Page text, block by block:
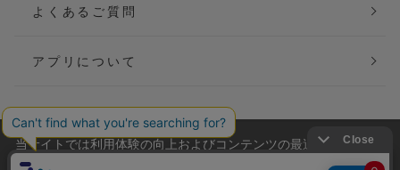
よくあるご質問
アプリについて
会社概要
当サイトでは利用体験の向上およびコンテンツの最適な提供、ト
ラフィックの分析を目的としてCookieを使用しています。